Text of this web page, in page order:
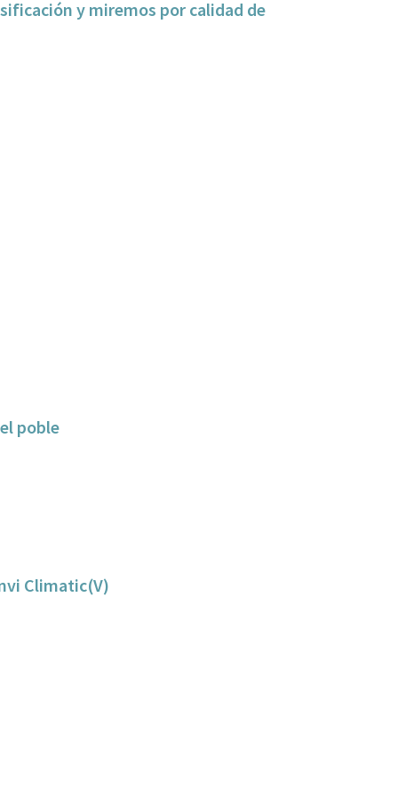
y miremos por calidad de
poble
Climatic(V)